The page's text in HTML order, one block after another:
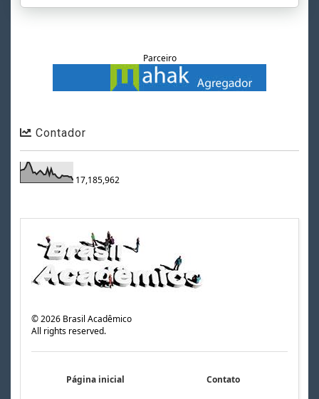
Parceiro
Contador
17,185,962
©2026 Brasil Acadêmico
All rights reserved.
Página inicial Contato